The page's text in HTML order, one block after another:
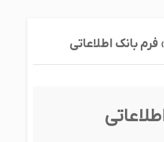
فرم بانک اطلاعاتی